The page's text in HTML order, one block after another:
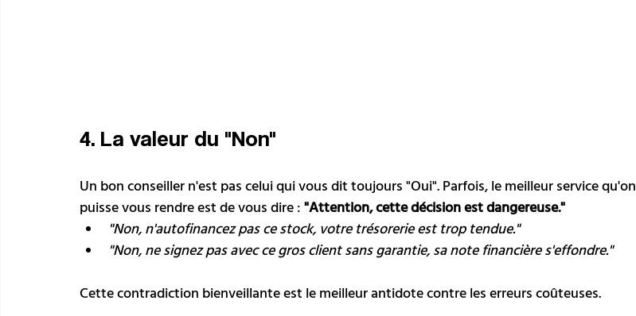
4. La valeur du "Non"
Un bon conseiller n'est pas celui qui vous dit toujours "Oui". Parfois, le meilleur service qu'on
puisse vous rendre est de vous dire : "Attention, cette décision est dangereuse."
"Non, n'autofinancez pas ce stock, votre trésorerie est trop tendue."
"Non, ne signez pas avec ce gros client sans garantie, sa note financière s'effondre."
Cette contradiction bienveillante est le meilleur antidote contre les erreurs coûteuses.